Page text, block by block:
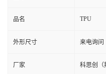
品名 TPU
外形尺寸 来电询问
厂家 科思创（